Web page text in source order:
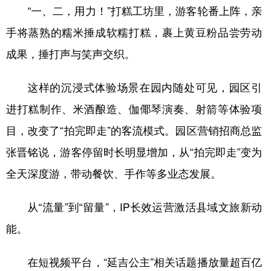
“一、二，用力！”打糕工坊里，游客轮番上阵，亲
手将蒸熟的糯米捶成软糯打糕，裹上黄豆粉品尝劳动
成果，捶打声与笑声交织。
这样的沉浸式体验场景在园内随处可见，园区引
进打糕制作、米酒酿造、伽倻琴演奏、射箭等体验项
目，改变了“拍完即走”的客流模式。园区营销招商总监
张晋铭说，游客停留时长明显增加，从“拍完即走”变为
全天深度游，带动餐饮、手作等多业态发展。
从“流量”到“留量”，IP长效运营激活县域文旅新动
能。
在短视频平台，“延吉公主”相关话题播放量超百亿